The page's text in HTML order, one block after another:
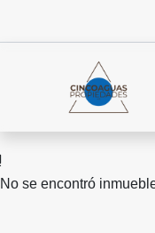
No se encontró